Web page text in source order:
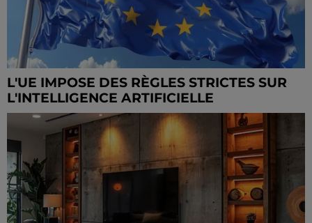
L'UE IMPOSE DES RÈGLES STRICTES SUR
L'INTELLIGENCE ARTIFICIELLE